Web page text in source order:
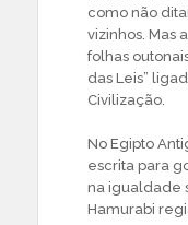
como não
vizinhos. Mas
folhas
das Leis”
Civilização.
No Egipto
escrita para
na igualdade
Hamurabi